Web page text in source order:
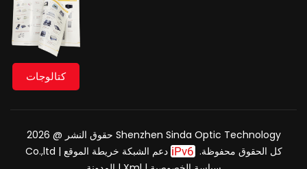
كتالوجات
حقوق النشر @ 2026 Shenzhen Sinda Optic Technology
Co.,ltd كل الحقوق محفوظة.
دعم الشبكة خريطة الموقع |